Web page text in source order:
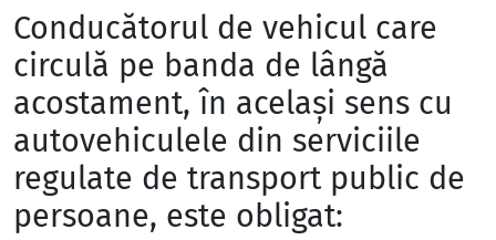
Conducătorul de vehicul care
circulă pe banda de lângă
acostament, în același sens cu
autovehiculele din serviciile
regulate de transport public de
persoane, este obligat: